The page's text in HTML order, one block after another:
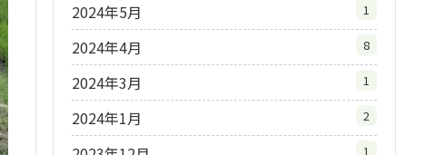
2024年5月 1
2024年4月 8
2024年3月 1
2024年1月 2
1